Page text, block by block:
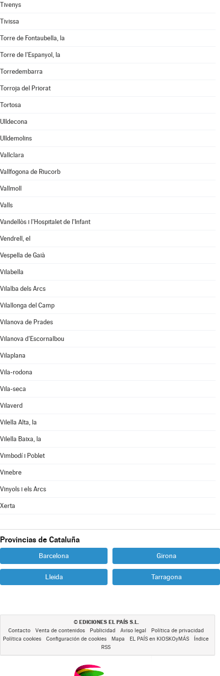
Tivenys
Tivissa
Torre de Fontaubella, la
Torre de l'Espanyol, la
Torredembarra
Torroja del Priorat
Tortosa
Ulldecona
Ulldemolins
Vallclara
Vallfogona de Riucorb
Vallmoll
Valls
Vandellòs i l'Hospitalet de l'Infant
Vendrell, el
Vespella de Gaià
Vilabella
Vilalba dels Arcs
Vilallonga del Camp
Vilanova de Prades
Vilanova d'Escornalbou
Vilaplana
Vila-rodona
Vila-seca
Vilaverd
Vilella Alta, la
Vilella Baixa, la
Vimbodí i Poblet
Vinebre
Vinyols i els Arcs
Xerta
Provincias de Cataluña
Barcelona Girona
Lleida Tarragona
© EDICIONES EL PAÍS S.L.
Contacto Venta de contenidos Publicidad Aviso legal
Política de privacidad
Política cookies
Configuración de cookies Mapa EL PAÍS en KIOSKOyMÁS
Índice
RSS